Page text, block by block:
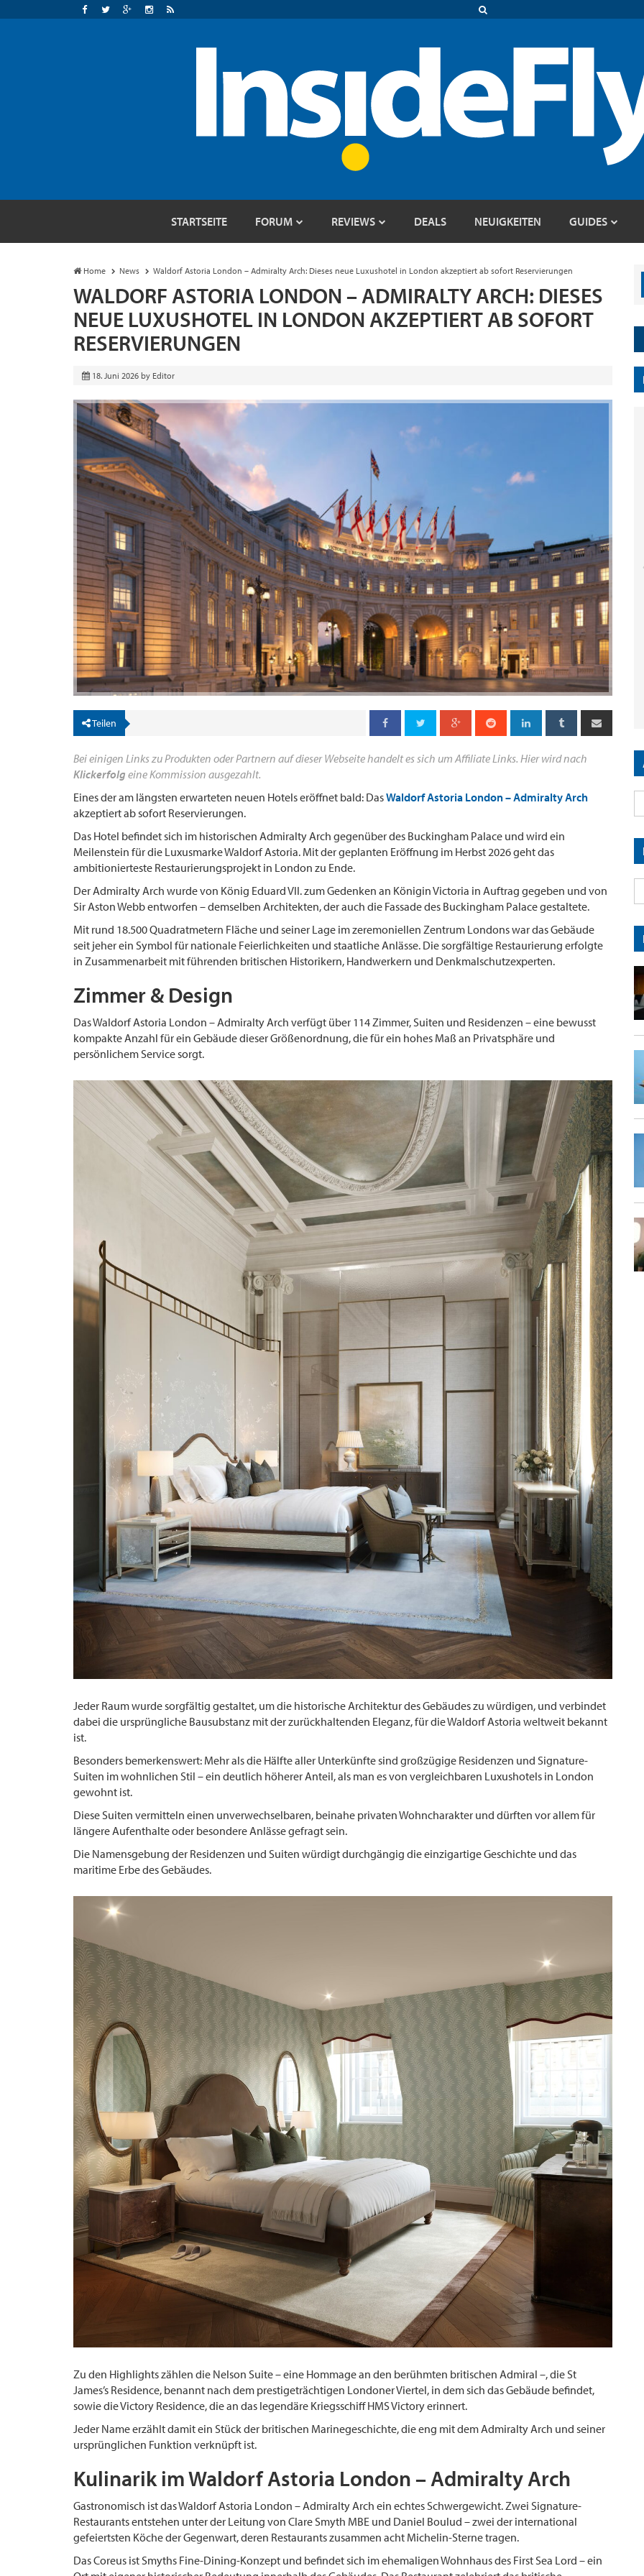
STARTSEITE FORUM REVIEWS DEALS NEUIGKEITEN GUIDES
Home News Waldorf Astoria London – Admiralty Arch: Dieses neue Luxushotel in London akzeptiert ab sofort Reservierungen
WALDORF ASTORIA LONDON – ADMIRALTY ARCH: DIESES
NEUE LUXUSHOTEL IN LONDON AKZEPTIERT AB SOFORT
RESERVIERUNGEN
18. Juni 2026 by Editor
Teilen
Bei einigen Links zu Produkten oder Partnern auf dieser Webseite handelt es sich um Affiliate Links. Hier wird nach
Klickerfolg eine Kommission ausgezahlt.
Eines der am längsten erwarteten neuen Hotels eröffnet bald: DasWaldorf Astoria London – Admiralty Arch
akzeptiert ab sofort Reservierungen.
Das Hotel befindet sich im historischen Admiralty Arch gegenüber des Buckingham Palace und wird ein
Meilenstein für die Luxusmarke Waldorf Astoria. Mit der geplanten Eröffnung im Herbst 2026 geht das
ambitionierteste Restaurierungsprojekt in London zu Ende.
Der Admiralty Arch wurde von König Eduard VII. zum Gedenken an Königin Victoria in Auftrag gegeben und von
Sir Aston Webb entworfen – demselben Architekten, der auch die Fassade des Buckingham Palace gestaltete.
Mit rund 18.500 Quadratmetern Fläche und seiner Lage im zeremoniellen Zentrum Londons war das Gebäude
seit jeher ein Symbol für nationale Feierlichkeiten und staatliche Anlässe. Die sorgfältige Restaurierung erfolgte
in Zusammenarbeit mit führenden britischen Historikern, Handwerkern und Denkmalschutzexperten.
Zimmer & Design
Das Waldorf Astoria London – Admiralty Arch verfügt über 114 Zimmer, Suiten und Residenzen – eine bewusst
kompakte Anzahl für ein Gebäude dieser Größenordnung, die für ein hohes Maß an Privatsphäre und
persönlichem Service sorgt.
Jeder Raum wurde sorgfältig gestaltet, um die historische Architektur des Gebäudes zu würdigen, und verbindet
dabei die ursprüngliche Bausubstanz mit der zurückhaltenden Eleganz, für die Waldorf Astoria weltweit bekannt
ist.
Besonders bemerkenswert: Mehr als die Hälfte aller Unterkünfte sind großzügige Residenzen und Signature-
Suiten im wohnlichen Stil – ein deutlich höherer Anteil, als man es von vergleichbaren Luxushotels in London
gewohnt ist.
Diese Suiten vermitteln einen unverwechselbaren, beinahe privaten Wohncharakter und dürften vor allem für
längere Aufenthalte oder besondere Anlässe gefragt sein.
Die Namensgebung der Residenzen und Suiten würdigt durchgängig die einzigartige Geschichte und das
maritime Erbe des Gebäudes.
Zu den Highlights zählen die Nelson Suite – eine Hommage an den berühmten britischen Admiral –, die St
James’s Residence, benannt nach dem prestigeträchtigen Londoner Viertel, in dem sich das Gebäude befindet,
sowie die Victory Residence, die an das legendäre Kriegsschiff HMS Victory erinnert.
Jeder Name erzählt damit ein Stück der britischen Marinegeschichte, die eng mit dem Admiralty Arch und seiner
ursprünglichen Funktion verknüpft ist.
Kulinarik im Waldorf Astoria London – Admiralty Arch
Gastronomisch ist das Waldorf Astoria London – Admiralty Arch ein echtes Schwergewicht. Zwei Signature-
Restaurants entstehen unter der Leitung von Clare Smyth MBE und Daniel Boulud – zwei der international
gefeiertsten Köche der Gegenwart, deren Restaurants zusammen acht Michelin-Sterne tragen.
Das Coreus ist Smyths Fine-Dining-Konzept und befindet sich im ehemaligen Wohnhaus des First Sea Lord – ein